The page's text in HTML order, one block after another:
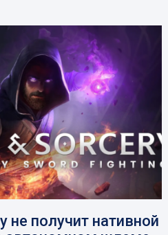
не получит нативной